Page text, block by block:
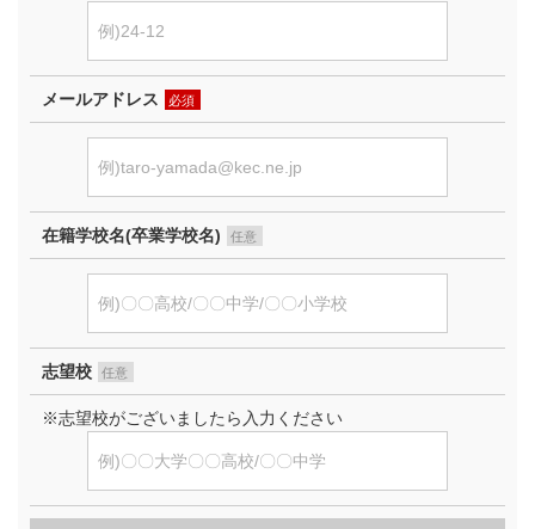
メールアドレス 必須
在籍学校名(卒業学校名) 任意
志望校 任意
※志望校がございましたら入力ください